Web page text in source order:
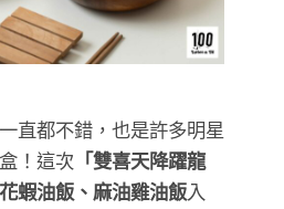
直都不錯，也是許多明星
！這次 「雙喜天降躍龍
蝦油飯、麻油雞油飯入